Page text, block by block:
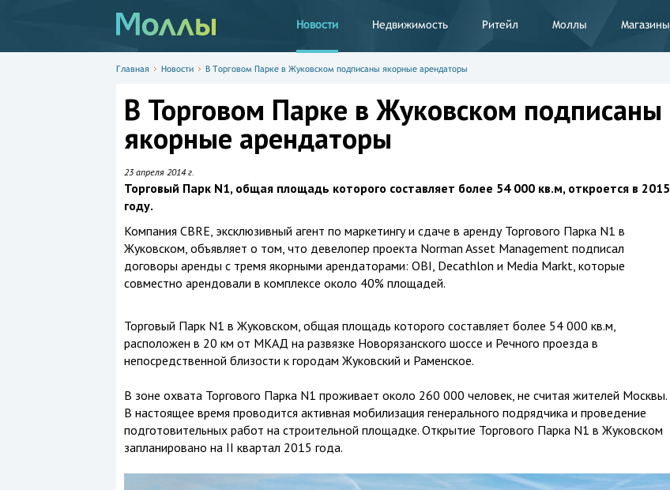
Новости Недвижимость Ритейл Моллы Магазины
Главная Новости В Торговом Парке в Жуковском подписаны якорные арендаторы
В Торговом Парке в Жуковском подписаны
якорные арендаторы
23 апреля 2014 г.
Торговый Парк N1, общая площадь которого составляет более 54 000 кв.м, откроется в 2015
году.
Компания CBRE, эксклюзивный агент по маркетингу и сдаче в аренду Торгового Парка N1 в
Жуковском, объявляет о том, что девелопер проекта Norman Asset Management подписал
договоры аренды с тремя якорными арендаторами: OBI, Decathlon и Media Markt, которые
совместно арендовали в комплексе около 40% площадей.
Торговый Парк N1 в Жуковском, общая площадь которого составляет более 54 000 кв.м,
расположен в 20 км от МКАД на развязке Новорязанского шоссе и Речного проезда в
непосредственной близости к городам Жуковский и Раменское.
В зоне охвата Торгового Парка N1 проживает около 260 000 человек, не считая жителей Москвы.
В настоящее время проводится активная мобилизация генерального подрядчика и проведение
подготовительных работ на строительной площадке. Открытие Торгового Парка N1 в Жуковском
запланировано на II квартал 2015 года.